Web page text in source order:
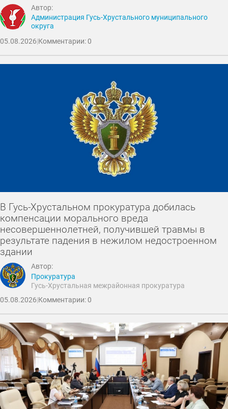
Автор:
Администрация Гусь-Хрустального муниципального
округа
05.08.2026|Комментарии: 0
В Гусь-Хрустальном прокуратура добилась
компенсации морального вреда
несовершеннолетней, получившей травмы в
результате падения в нежилом недостроенном
здании
Автор:
Прокуратура
Гусь-Хрустальная межрайонная прокуратура
05.08.2026|Комментарии: 0